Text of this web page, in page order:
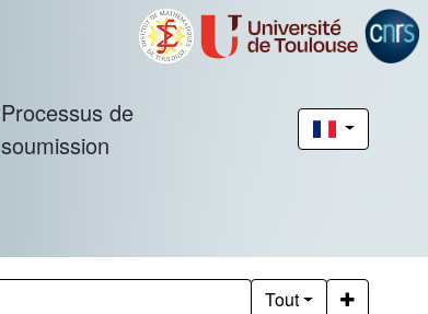
Processus de
soumission
Tout